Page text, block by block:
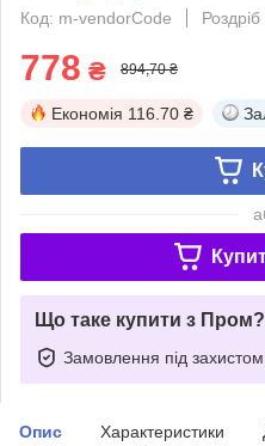
Код: m-vendorCode
Роздріб
778 ₴ 894,70 ₴
Економія 116.70 ₴
Що таке купити з Пром?
Замовлення під захистом
Опис Характеристики